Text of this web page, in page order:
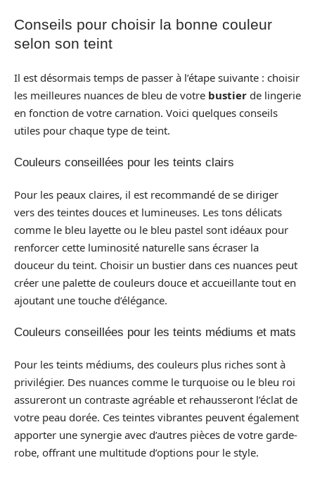
Conseils pour choisir la bonne couleur
selon son teint
Il est désormais temps de passer à l’étape suivante : choisir
les meilleures nuances de bleu de votre bustier de lingerie
en fonction de votre carnation. Voici quelques conseils
utiles pour chaque type de teint.
Couleurs conseillées pour les teints clairs
Pour les peaux claires, il est recommandé de se diriger
vers des teintes douces et lumineuses. Les tons délicats
comme le bleu layette ou le bleu pastel sont idéaux pour
renforcer cette luminosité naturelle sans écraser la
douceur du teint. Choisir un bustier dans ces nuances peut
créer une palette de couleurs douce et accueillante tout en
ajoutant une touche d’élégance.
Couleurs conseillées pour les teints médiums et mats
Pour les teints médiums, des couleurs plus riches sont à
privilégier. Des nuances comme le turquoise ou le bleu roi
assureront un contraste agréable et rehausseront l’éclat de
votre peau dorée. Ces teintes vibrantes peuvent également
apporter une synergie avec d’autres pièces de votre garde-
robe, offrant une multitude d’options pour le style.